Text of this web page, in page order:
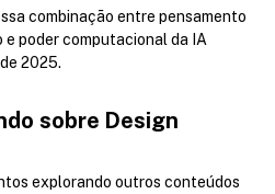
combinação entre pensamento
e poder computacional da IA
2025.
sobre Design
explorando outros conteúdos